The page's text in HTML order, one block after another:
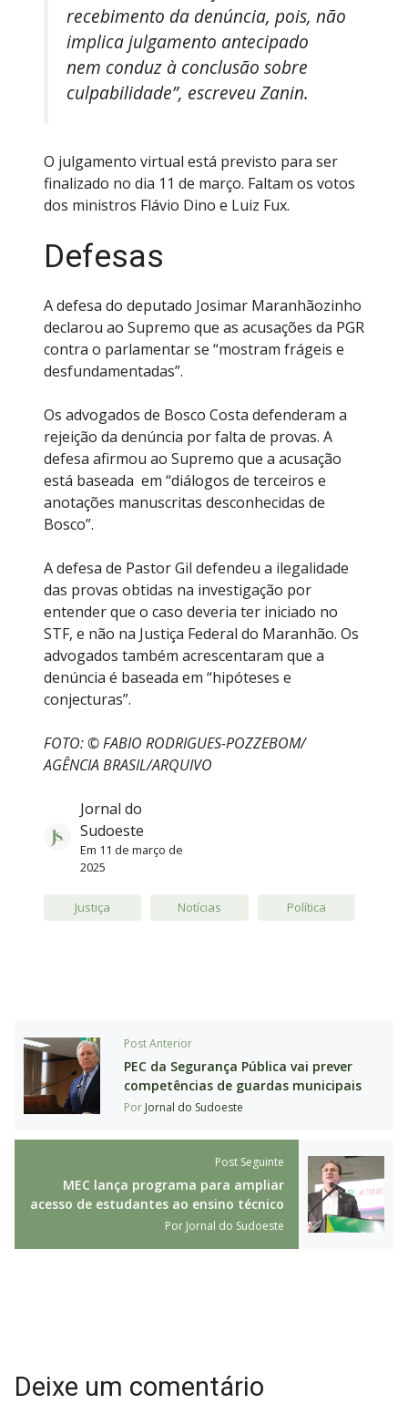
recebimento da denúncia, pois, não
implica julgamento antecipado
nem conduz à conclusão sobre
culpabilidade”, escreveu Zanin.
O julgamento virtual está previsto para ser
finalizado no dia 11 de março. Faltam os votos
dos ministros Flávio Dino e Luiz Fux.
Defesas
A defesa do deputado Josimar Maranhãozinho
declarou ao Supremo que as acusações da PGR
contra o parlamentar se “mostram frágeis e
desfundamentadas”.
Os advogados de Bosco Costa defenderam a
rejeição da denúncia por falta de provas. A
defesa afirmou ao Supremo que a acusação
está baseada em “diálogos de terceiros e
anotações manuscritas desconhecidas de
Bosco”.
A defesa de Pastor Gil defendeu a ilegalidade
das provas obtidas na investigação por
entender que o caso deveria ter iniciado no
STF, e não na Justiça Federal do Maranhão. Os
advogados também acrescentaram que a
denúncia é baseada em “hipóteses e
conjecturas”.
FOTO: © FABIO RODRIGUES-POZZEBOM/
AGÊNCIA BRASIL/ARQUIVO
Jornal do
Sudoeste
Em 11 de março de
2025
Justiça Notícias Política
Post Anterior
PEC da Segurança Pública vai prever
competências de guardas municipais
Por Jornal do Sudoeste
Post Seguinte
MEC lança programa para ampliar
acesso de estudantes ao ensino técnico
Por Jornal do Sudoeste
Deixe um comentário